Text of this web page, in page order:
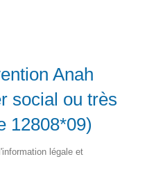
Anah
social ou très
12808*09)
légale et